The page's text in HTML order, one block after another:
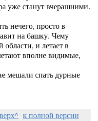
уже станут вчерашними.
нечего, просто в
на башку. Чему
области, и летает в
вполне видимые,
мешали спать дурные
к полной версии